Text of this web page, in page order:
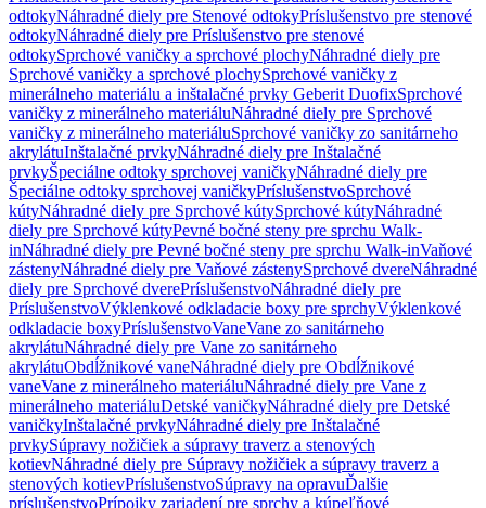
odtokyNáhradné diely pre Stenové odtokyPríslušenstvo pre stenové
odtokyNáhradné diely pre Príslušenstvo pre stenové
odtokySprchové vaničky a sprchové plochyNáhradné diely pre
Sprchové vaničky a sprchové plochySprchové vaničky z
minerálneho materiálu a inštalačné prvky Geberit DuofixSprchové
vaničky z minerálneho materiáluNáhradné diely pre Sprchové
vaničky z minerálneho materiáluSprchové vaničky zo sanitárneho
akrylátuInštalačné prvkyNáhradné diely pre Inštalačné
prvkyŠpeciálne odtoky sprchovej vaničkyNáhradné diely pre
Špeciálne odtoky sprchovej vaničkyPríslušenstvoSprchové
kútyNáhradné diely pre Sprchové kútySprchové kútyNáhradné
diely pre Sprchové kútyPevné bočné steny pre sprchu Walk-
inNáhradné diely pre Pevné bočné steny pre sprchu Walk-inVaňové
zástenyNáhradné diely pre Vaňové zástenySprchové dvereNáhradné
diely pre Sprchové dverePríslušenstvoNáhradné diely pre
PríslušenstvoVýklenkové odkladacie boxy pre sprchyVýklenkové
odkladacie boxyPríslušenstvoVaneVane zo sanitárneho
akrylátuNáhradné diely pre Vane zo sanitárneho
akrylátuObdĺžnikové vaneNáhradné diely pre Obdĺžnikové
vaneVane z minerálneho materiáluNáhradné diely pre Vane z
minerálneho materiáluDetské vaničkyNáhradné diely pre Detské
vaničkyInštalačné prvkyNáhradné diely pre Inštalačné
prvkySúpravy nožičiek a súpravy traverz a stenových
kotievNáhradné diely pre Súpravy nožičiek a súpravy traverz a
stenových kotievPríslušenstvoSúpravy na opravuĎalšie
príslušenstvoPrípojky zariadení pre sprchy a kúpeľňové